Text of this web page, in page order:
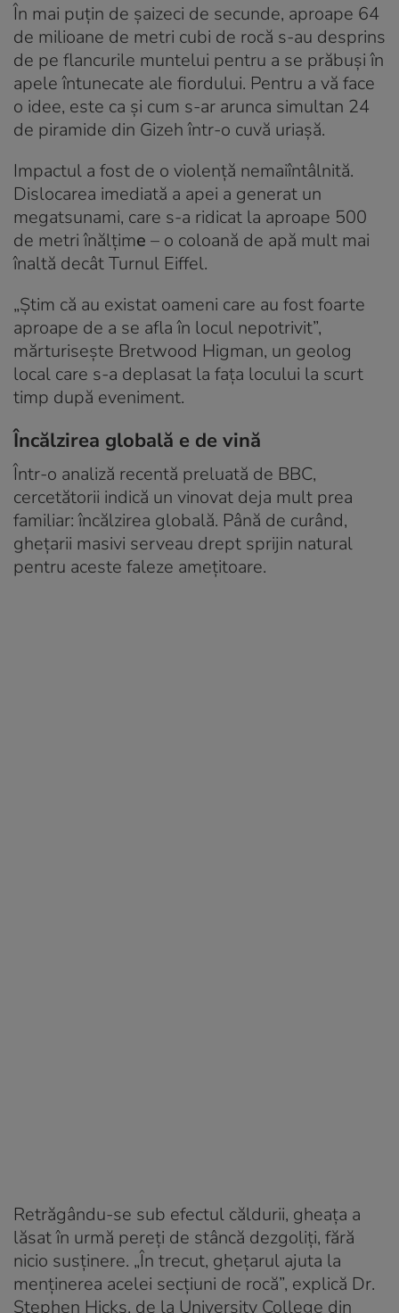
În mai puțin de șaizeci de secunde, aproape 64
de milioane de metri cubi de rocă s-au desprins
de pe flancurile muntelui pentru a se prăbuși în
apele întunecate ale fiordului. Pentru a vă face
o idee, este ca și cum s-ar arunca simultan 24
de piramide din Gizeh într-o cuvă uriașă.
Impactul a fost de o violență nemaiîntâlnită.
Dislocarea imediată a apei a generat un
megatsunami, care s-a ridicat la aproape 500
de metri înălțime – o coloană de apă mult mai
înaltă decât Turnul Eiffel.
„Știm că au existat oameni care au fost foarte
aproape de a se afla în locul nepotrivit”,
mărturisește Bretwood Higman, un geolog
local care s-a deplasat la fața locului la scurt
timp după eveniment.
Încălzirea globală e de vină
Într-o analiză recentă preluată de BBC,
cercetătorii indică un vinovat deja mult prea
familiar: încălzirea globală. Până de curând,
ghețarii masivi serveau drept sprijin natural
pentru aceste faleze amețitoare.
Retrăgându-se sub efectul căldurii, gheața a
lăsat în urmă pereți de stâncă dezgoliți, fără
nicio susținere. „În trecut, ghețarul ajuta la
menținerea acelei secțiuni de rocă”, explică Dr.
Stephen Hicks, de la University College din